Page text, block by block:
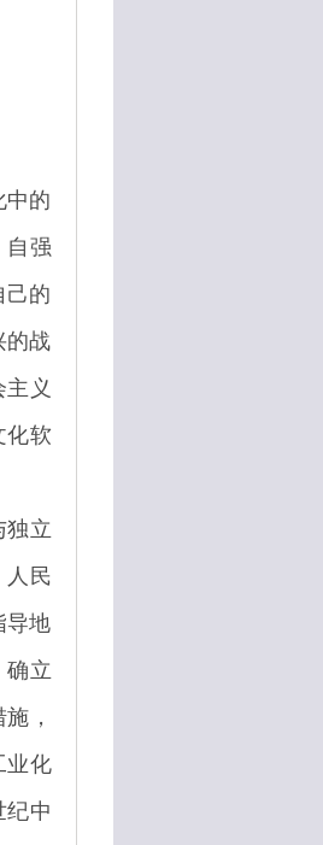
中的
自强
己的
的战
义
化软
独立
人民
导地
确立
，
业化
纪中